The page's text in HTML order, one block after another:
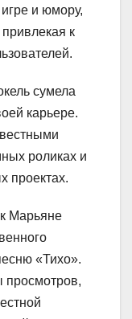
и юмору,
к
сумела
карьере.
роликах и
проектах.
Марьяне
«Тихо».
просмотров,